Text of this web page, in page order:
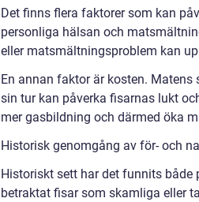
Det finns flera faktorer som kan
personliga hälsan och
eller matsmältningsproblem kan
En annan faktor är kosten.
sin tur kan påverka fisarnas lukt
mer gasbildning och därmed öka
Historisk genomgång av för- och
Historiskt sett har det funnits
betraktat fisar som skamliga eller